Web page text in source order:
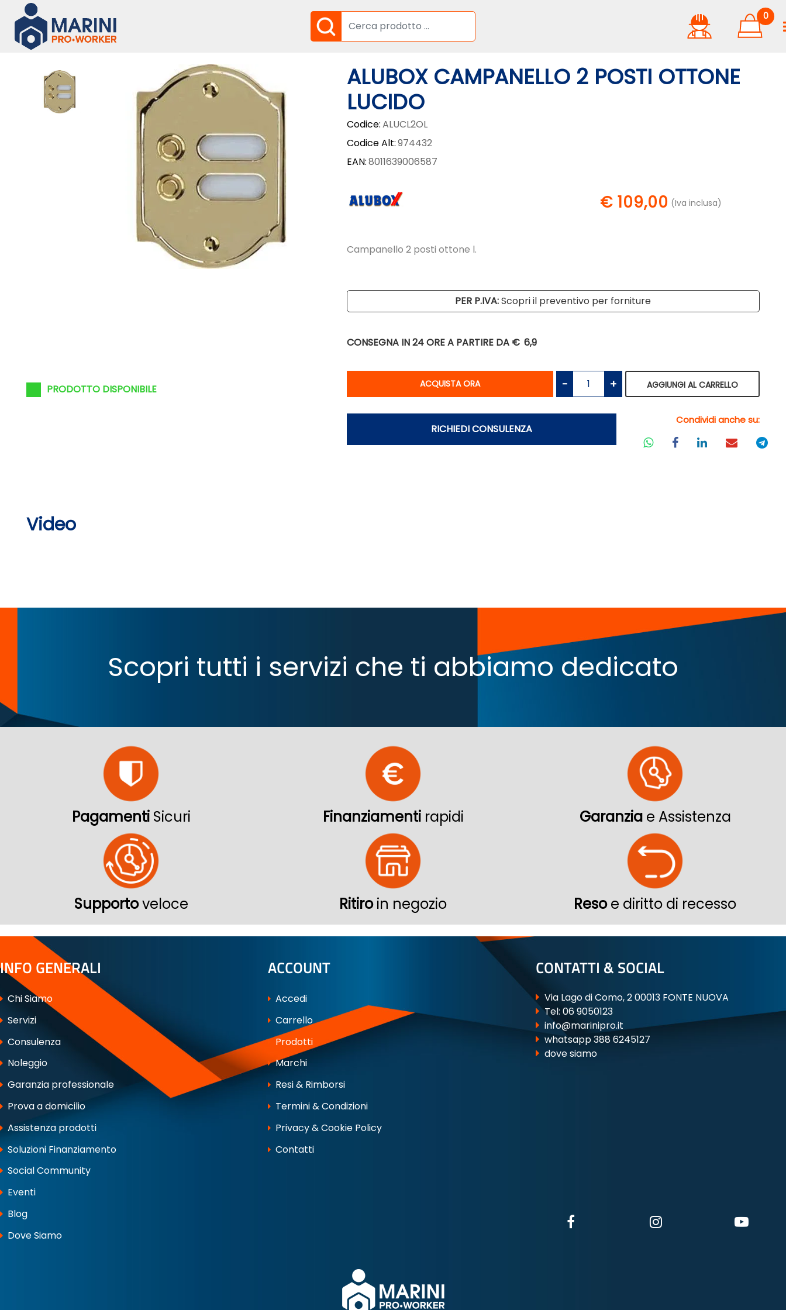
0
PRODOTTO DISPONIBILE
ALUBOX CAMPANELLO 2 POSTI OTTONE
LUCIDO
Codice:ALUCL2OL
Codice Alt:974432
EAN:8011639006587
€ 109,00 (Iva inclusa)
Campanello 2 posti ottone l.
PER P.IVA:Scopri il preventivo per forniture
CONSEGNA IN 24 OREA PARTIRE DA € 6,9
ACQUISTA ORA
Quantità
AGGIUNGI AL CARRELLO
RICHIEDI CONSULENZA
Condividi anche su:
Video
Scopri tutti i servizi che ti abbiamo dedicato
Pagamenti Sicuri Finanziamenti rapidi Garanzia e Assistenza
Supportoveloce Ritiroin negozio Resoe diritto di recesso
INFO GENERALI
Chi Siamo
Servizi
Consulenza
Noleggio
Garanzia professionale
Prova a domicilio
Assistenza prodotti
Soluzioni Finanziamento
Social Community
Eventi
Blog
Dove Siamo
ACCOUNT
Accedi
Carrello
Prodotti
Marchi
Resi & Rimborsi
Termini & Condizioni
Privacy & Cookie Policy
Contatti
CONTATTI & SOCIAL
Via Lago di Como, 2 00013 FONTE NUOVA
Tel: 06 9050123
info@marinipro.it
whatsapp 388 6245127
dove siamo